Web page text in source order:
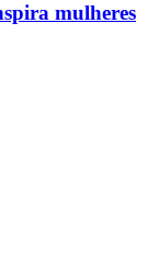
mulheres